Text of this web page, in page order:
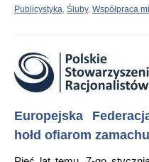
Publicystyka, Śluby, Współpraca
Europejska
hołd ofiarom